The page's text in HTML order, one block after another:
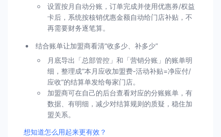
设置按月自动分账，订单完成并使用优惠券/权益
卡后，系统按核销优惠金额自动给门店补贴，不
再需要财务逐笔算。
结合账单让加盟商看清“收多少、补多少”
月底导出「总部管控」和「营销分账」的账单明
细，整理成“本月应收加盟费-活动补贴=净应付/
应收”的结算单发给每家门店。
加盟商可在自己的后台查看对应的分账账单，有
数据、有明细，减少对结算规则的质疑，稳住加
盟关系。
想知道怎么用起来更有效？